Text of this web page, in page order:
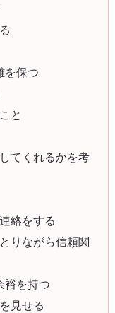
を保つ
と
てくれるかを考
絡をする
りながら信頼関
裕を持つ
見せる